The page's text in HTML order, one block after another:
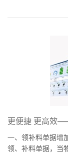
更便捷 更高效
一、领补料单据增
领、补料单据，当